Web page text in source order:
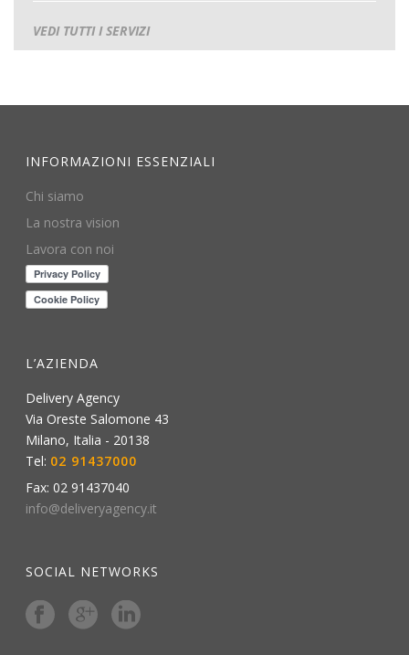
VEDI TUTTI I SERVIZI
INFORMAZIONI ESSENZIALI
Chi siamo
La nostra vision
Lavora con noi
L’AZIENDA
Delivery Agency
Via Oreste Salomone 43
Milano, Italia - 20138
Tel: 02 91437000
Fax:02 91437040
info@deliveryagency.it
SOCIAL NETWORKS